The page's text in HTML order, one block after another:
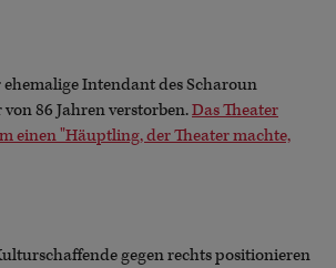
ehemalige Intendant des Scharoun
86 Jahren verstorben.Das Theater
einen "Häuptling, der Theater machte,
gegen rechts positionieren